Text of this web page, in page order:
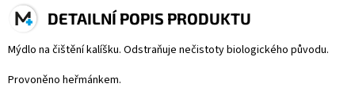
DETAILNÍ POPIS PRODUKTU
Mýdlo na čištění kalíšku. Odstraňuje nečistoty biologického původu.
Provoněno heřmánkem.